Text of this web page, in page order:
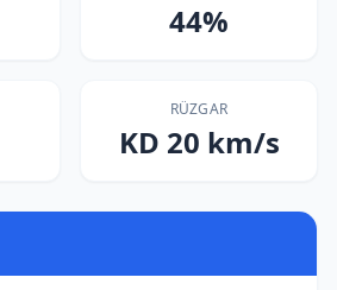
44%
RÜZGAR
KD 20 km/s